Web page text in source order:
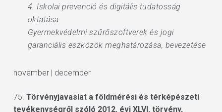
4. Iskolai prevenció és digitális tudatosság
oktatása
Gyermekvédelmi szűrőszoftverek és jogi
garanciális eszközök meghatározása, bevezetése
november | december
75. Törvényjavaslat a földmérési és térképészeti
tevékenységről szóló 2012. évi XLVI. törvény,